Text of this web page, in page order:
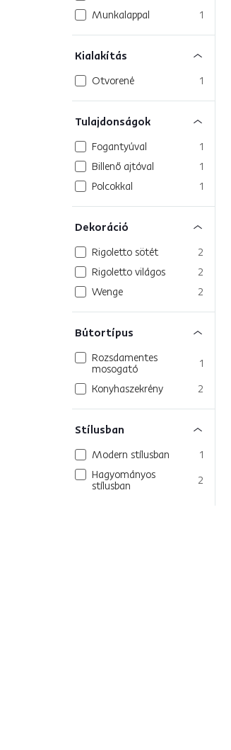
Munkalappal
1
Kialakítás
Otvorené 1
Tulajdonságok
Fogantyúval
1
Billenő ajtóval
1
Polcokkal
1
Dekoráció
Rigoletto sötét
2
Rigoletto világos
2
Wenge
2
Bútortípus
Rozsdamentes
mosogató
1
Konyhaszekrény
2
Stílusban
Modern stílusban
1
Hagyományos
stílusban
2